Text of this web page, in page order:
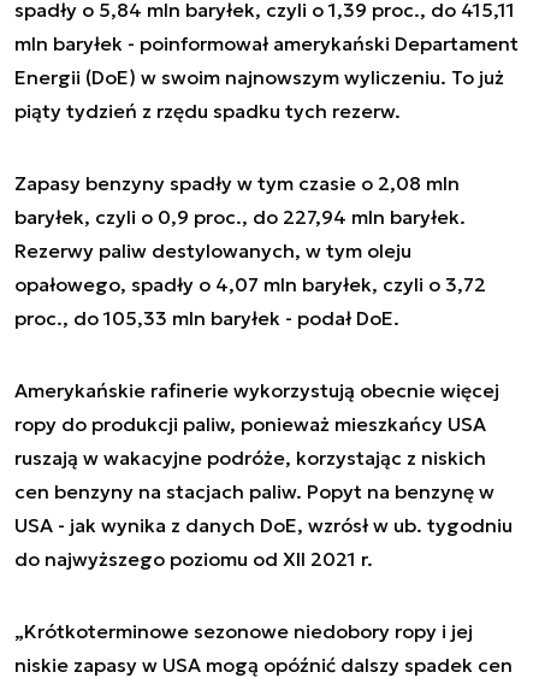
spadły o 5,84 mln baryłek, czyli o 1,39 proc., do 415,11
mln baryłek - poinformował amerykański Departament
Energii (DoE) w swoim najnowszym wyliczeniu. To już
piąty tydzień z rzędu spadku tych rezerw.
Zapasy benzyny spadły w tym czasie o 2,08 mln
baryłek, czyli o 0,9 proc., do 227,94 mln baryłek.
Rezerwy paliw destylowanych, w tym oleju
opałowego, spadły o 4,07 mln baryłek, czyli o 3,72
proc., do 105,33 mln baryłek - podał DoE.
Amerykańskie rafinerie wykorzystują obecnie więcej
ropy do produkcji paliw, ponieważ mieszkańcy USA
ruszają w wakacyjne podróże, korzystając z niskich
cen benzyny na stacjach paliw. Popyt na benzynę w
USA - jak wynika z danych DoE, wzrósł w ub. tygodniu
do najwyższego poziomu od XII 2021 r.
„Krótkoterminowe sezonowe niedobory ropy i jej
niskie zapasy w USA mogą opóźnić dalszy spadek cen